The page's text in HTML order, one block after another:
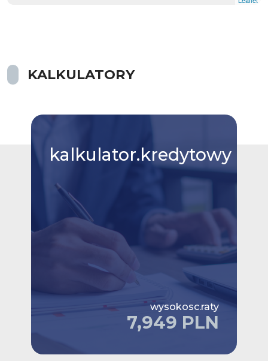
KALKULATORY
kalkulator.kredytowy
wysokosc.raty
7,949 PLN